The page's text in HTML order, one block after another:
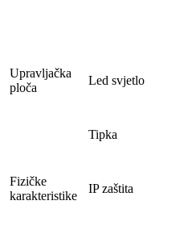
Upravljačka
ploča
Led svjetlo
Tipka
Fizičke
karakteristike
IP zaštita